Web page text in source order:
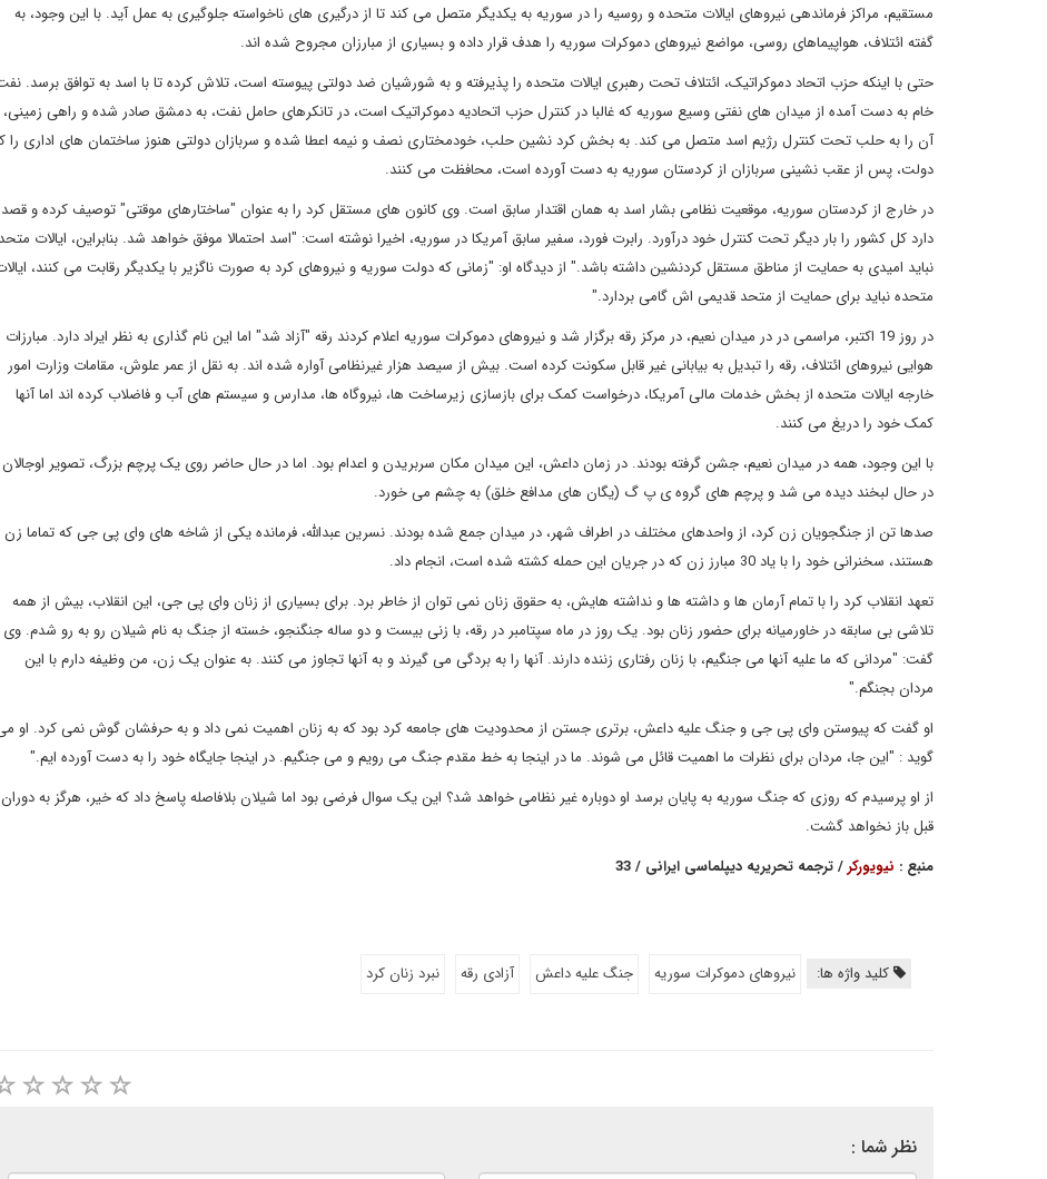
مستقیم، مراکز فرماندهی نیروهای ایالات متحده و روسیه را در سوریه به یکدیگر متصل می کند تا از درگیری های ناخواسته جلوگیری به عمل آید. با این وجود، به
گفته ائتلاف، هواپیماهای روسی، مواضع نیروهای دموکرات سوریه را هدف قرار داده و بسیاری از مبارزان مجروح شده اند.
حتی با اینکه حزب اتحاد دموکراتیک، ائتلاف تحت رهبری ایالات متحده را پذیرفته و به شورشیان ضد دولتی پیوسته است، تلاش کرده تا با اسد به توافق برسد.
خام به دست آمده از میدان های نفتی وسیع سوریه که غالبا در کنترل حزب اتحادیه دموکراتیک است، در تانکرهای حامل نفت، به دمشق صادر شده و راهی زمینی،
آن را به حلب تحت کنترل رژیم اسد متصل می کند. به بخش کرد نشین حلب، خودمختاری نصف و نیمه اعطا شده و سربازان دولتی هنوز ساختمان های اداری را
دولت، پس از عقب نشینی سربازان از کردستان سوریه به دست آورده است، محافظت می کنند.
در خارج از کردستان سوریه، موقعیت نظامی بشار اسد به همان اقتدار سابق است. وی کانون های مستقل کرد را به عنوان "ساختارهای موقتی" توصیف کرده و قصد
دارد کل کشور را بار دیگر تحت کنترل خود درآورد. رابرت فورد، سفیر سابق آمریکا در سوریه، اخیرا نوشته است: "اسد احتمالا موفق خواهد شد. بنابراین، ایالات
نباید امیدی به حمایت از مناطق مستقل کردنشین داشته باشد." از دیدگاه او: "زمانی که دولت سوریه و نیروهای کرد به صورت ناگزیر با یکدیگر رقابت می کنند،
متحده نباید برای حمایت از متحد قدیمی اش گامی بردارد."
در روز 19 اکتبر، مراسمی در در میدان نعیم، در مرکز رقه برگزار شد و نیروهای دموکرات سوریه اعلام کردند رقه "آزاد شد" اما این نام گذاری به نظر ایراد دارد. مبارزات
هوایی نیروهای ائتلاف، رقه را تبدیل به بیابانی غیر قابل سکونت کرده است. بیش از سیصد هزار غیرنظامی آواره شده اند. به نقل از عمر علوش، مقامات وزارت امور
خارجه ایالات متحده از بخش خدمات مالی آمریکا، درخواست کمک برای بازسازی زیرساخت ها، نیروگاه ها، مدارس و سیستم های آب و فاضلاب کرده اند اما آنها
کمک خود را دریغ می کنند.
با این وجود، همه در میدان نعیم، جشن گرفته بودند. در زمان داعش، این میدان مکان سربریدن و اعدام بود. اما در حال حاضر روی یک پرچم بزرگ، تصویر اوجالان
در حال لبخند دیده می شد و پرچم های گروه ی پ گ (یگان های مدافع خلق) به چشم می خورد.
صدها تن از جنگجویان زن کرد، از واحدهای مختلف در اطراف شهر، در میدان جمع شده بودند. نسرین عبدالله، فرمانده یکی از شاخه های وای پی جی که تماما زن
هستند، سخنرانی خود را با یاد 30 مبارز زن که در جریان این حمله کشته شده است، انجام داد.
تعهد انقلاب کرد را با تمام آرمان ها و داشته ها و نداشته هایش، به حقوق زنان نمی توان از خاطر برد. برای بسیاری از زنان وای پی جی، این انقلاب، بیش از همه
تلاشی بی سابقه در خاورمیانه برای حضور زنان بود. یک روز در ماه سپتامبر در رقه، با زنی بیست و دو ساله جنگنجو، خسته از جنگ به نام شیلان رو به رو شدم. وی
گفت: "مردانی که ما علیه آنها می جنگیم، با زنان رفتاری زننده دارند. آنها را به بردگی می گیرند و به آنها تجاوز می کنند. به عنوان یک زن، من وظیفه دارم با این
مردان بجنگم."
او گفت که پیوستن وای پی جی و جنگ علیه داعش، برتری جستن از محدودیت های جامعه کرد بود که به زنان اهمیت نمی داد و به حرفشان گوش نمی کرد. او
گوید : "این جا، مردان برای نظرات ما اهمیت قائل می شوند. ما در اینجا به خط مقدم جنگ می رویم و می جنگیم. در اینجا جایگاه خود را به دست آورده ایم."
از او پرسیدم که روزی که جنگ سوریه به پایان برسد او دوباره غیر نظامی خواهد شد؟ این یک سوال فرضی بود اما شیلان بلافاصله پاسخ داد که خیر، هرگز به دوران
قبل باز نخواهد گشت.
منبع : نیویورکر/ ترجمه تحریریه دیپلماسی ایرانی / 33
کلید واژه ها: نیروهای دموکرات سوریه جنگ علیه داعش آزادی رقه نبرد زنان کرد
نظر شما :